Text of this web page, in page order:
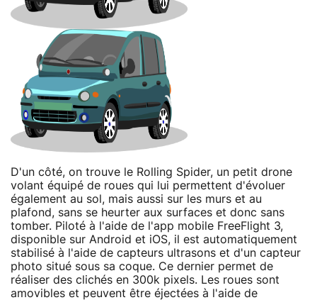
D'un côté, on trouve le Rolling Spider, un petit drone
volant équipé de roues qui lui permettent d'évoluer
également au sol, mais aussi sur les murs et au
plafond, sans se heurter aux surfaces et donc sans
tomber. Piloté à l'aide de l'app mobile FreeFlight 3,
disponible sur Android et iOS, il est automatiquement
stabilisé à l'aide de capteurs ultrasons et d'un capteur
photo situé sous sa coque. Ce dernier permet de
réaliser des clichés en 300k pixels. Les roues sont
amovibles et peuvent être éjectées à l'aide de